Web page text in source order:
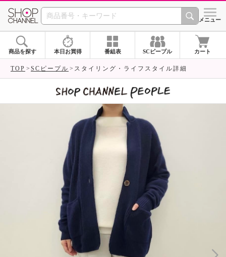
SHOP CHANNEL シメニュー
商品を探す 本日お買得 番組表 SCピープル カート
TOP SCピープル スタイリング・ライフスタイル詳細